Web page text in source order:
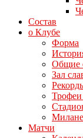
Состав
о Клубе
Форма
Общие
Зал
Матчи